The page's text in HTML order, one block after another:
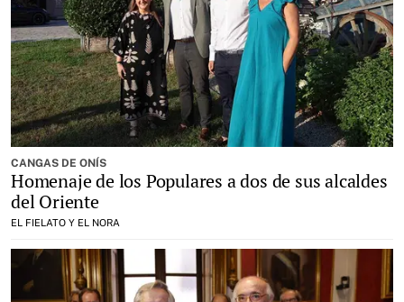
CANGAS DE ONÍS
Homenaje de los Populares a dos de sus alcaldes
del Oriente
EL FIELATO Y EL NORA